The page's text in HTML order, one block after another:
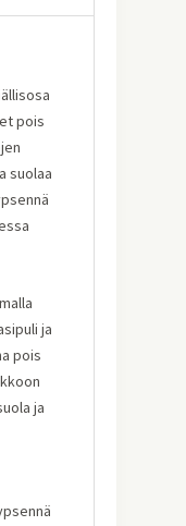
pois
suolaa
ja
pois
ja